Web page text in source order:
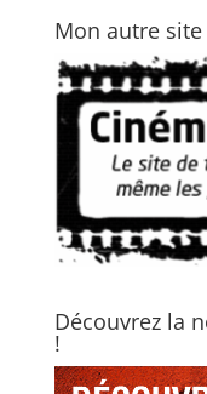
Mon autre
Découvrez la
!